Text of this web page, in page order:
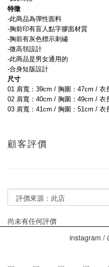
特徵
-此商品為彈性面料
-胸前印有盲人點字膠面材質
-胸前有灰色標示刺繡
-微高領設計
-此商品是男女通用的
-合身短版設計
尺寸
01 肩寬：39cm / 胸圍：47cm / 衣
02 肩寬：40cm / 胸圍：49cm / 衣
03 肩寬：41cm / 胸圍：51cm / 衣
顧客評價
尚未有任何評價
instagram /